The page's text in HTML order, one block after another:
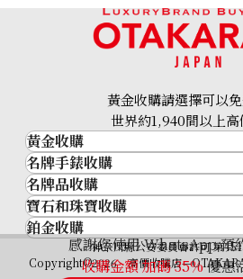
感謝您使用 WhatsApp 預
收購金額 加碼35%優惠
黃金收購請選擇可以免
世界約1,940間以上高
黃金收購
黃金･金條
金條
金幣及銀幣
過去十年黃金價格
金飾
名牌手錶收購
名牌手錶收購
勞力士 (Rolex)
Patek Philippe
Audemars Piguet
名牌品收購
名牌品收購
HERMES
LOUIS VUITTON
寶石和珠寶收購
寶石和珠寶
祖母綠
鉑金收購
神奈川縣公安委員會許可 第
Copyright©2026 高價收購店